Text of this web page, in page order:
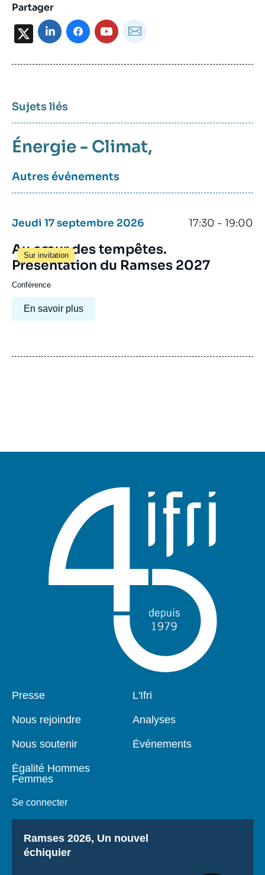
Partager
X
Sujets liés
Énergie - Climat
Autres événements
Jeudi 17 septembre 2026 17:30 - 19:00
Sur invitation
Au cœur des tempêtes.
Présentation du Ramses 2027
Conférence
En savoir plus
Pied
Presse
Nous rejoindre
Nous soutenir
Égalité Hommes
Femmes
Se connecter
Navigation
L'Ifri
Analyses
Événements
Titre
Ramses 2026, Un nouvel
échiquier